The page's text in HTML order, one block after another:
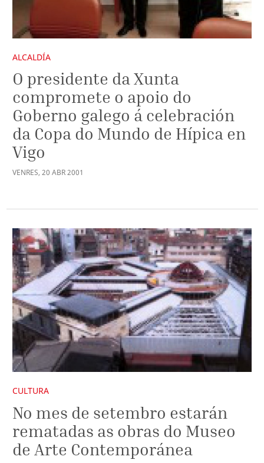
ALCALDÍA
O presidente da Xunta
compromete o apoio do
Goberno galego á celebración
da Copa do Mundo de Hípica en
Vigo
VENRES, 20 ABR2001
CULTURA
No mes de setembro estarán
rematadas as obras do Museo
de Arte Contemporánea